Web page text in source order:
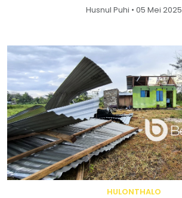
Husnul Puhi • 05 Mei 2025
HULONTHALO